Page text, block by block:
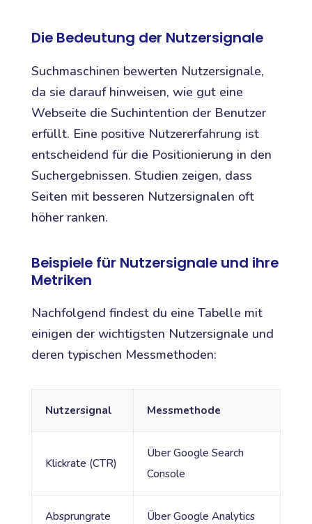
Die Bedeutung der Nutzersignale
Suchmaschinen bewerten Nutzersignale,
da sie darauf hinweisen, wie gut eine
Webseite die Suchintention der Benutzer
erfüllt. Eine positive Nutzererfahrung ist
entscheidend für die Positionierung in den
Suchergebnissen. Studien zeigen, dass
Seiten mit besseren Nutzersignalen oft
höher ranken.
Beispiele für Nutzersignale und ihre
Metriken
Nachfolgend findest du eine Tabelle mit
einigen der wichtigsten Nutzersignale und
deren typischen Messmethoden:
Nutzersignal Messmethode
Klickrate (CTR)
Über Google Search
Console
Absprungrate Über Google Analytics